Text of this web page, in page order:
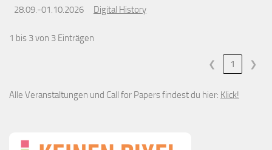
28.09.-01.10.2026 Digital History
1 bis 3 von 3 Einträgen
❮ 1 ❯
Alle Veranstaltungen und Call for Papers findest du hier: Klick!